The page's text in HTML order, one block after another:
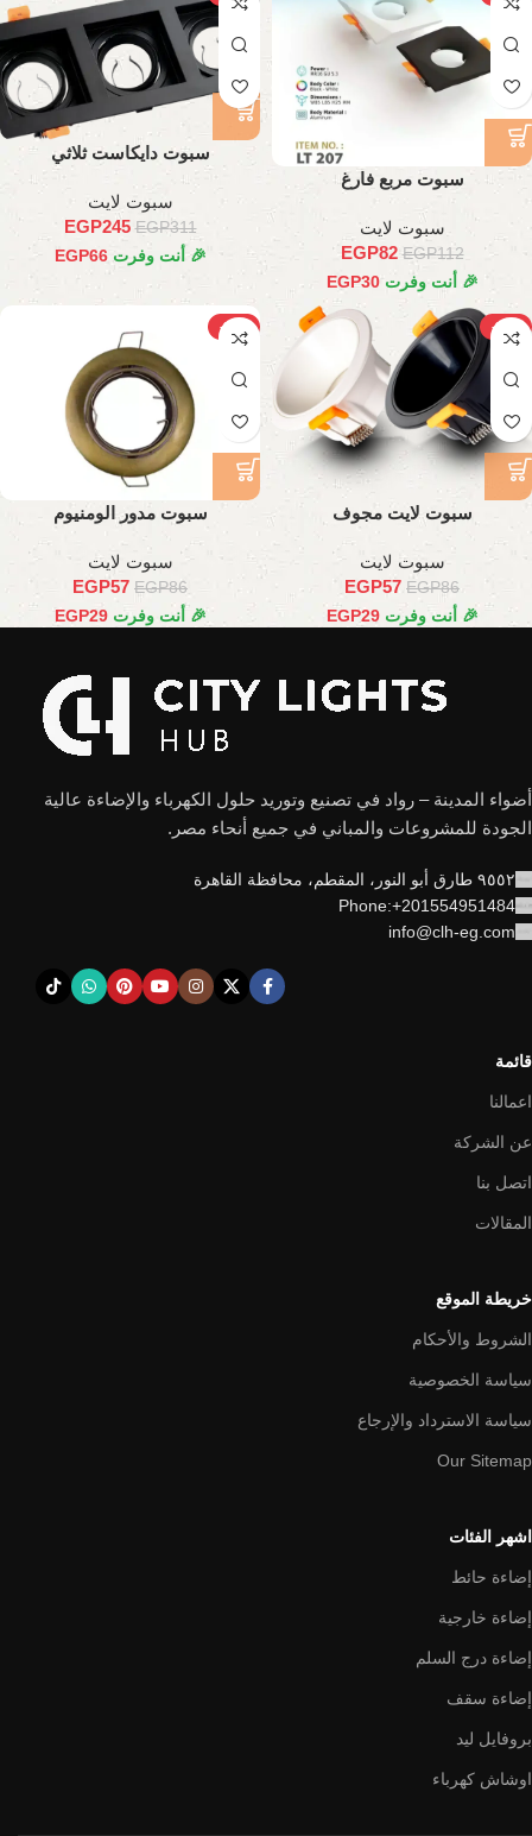
سبوت مربع فارغ
سبوت لايت
EGP112
EGP82
🎉 أنت وفرت EGP30
سبوت دايكاست ثلاثي
سبوت لايت
EGP311
EGP245
🎉 أنت وفرت EGP66
-34%
سبوت لايت مجوف
سبوت لايت
EGP86
EGP57
🎉 أنت وفرت EGP29
-34%
سبوت مدور الومنيوم
سبوت لايت
EGP86
EGP57
🎉 أنت وفرت EGP29
أضواء المدينة – رواد في تصنيع وتوريد حلول الكهرباء والإضاءة عالية
الجودة للمشروعات والمباني في جميع أنحاء مصر.
٩٥٥٢ طارق أبو النور، المقطم، محافظة القاهرة
Phone:+201554951484
info@clh-eg.com
قائمة
اعمالنا
عن الشركة
اتصل بنا
المقالات
خريطة الموقع
الشروط والأحكام
سياسة الخصوصية
سياسة الاسترداد والإرجاع
Our Sitemap
اشهر الفئات
إضاءة حائط
إضاءة خارجية
إضاءة درج السلم
إضاءة سقف
بروفايل ليد
اوشاش كهرباء